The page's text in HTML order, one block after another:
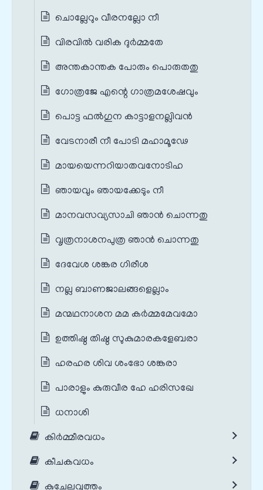
ചൊല്ലേറും വീരനല്ലോ നീ
വിരവിൽ വരിക ദുർമ്മതേ
അന്തകാന്തക പോരും പൊരുതതു
ഗോത്രജേ എന്റെ ഗാത്രമശേഷവും
പൊട്ട ഫൽഗുന കാട്ടാളനല്ലിവൻ
വേടനാരീ നീ പോടി മഹാമൂഢേ
മായയെന്നറിയാതവനോടിഹ
ഞായവും ഞായക്കേടും നീ
മാനവസവ്യസാചി ഞാൻ ചൊന്നതു
വൃത്രനാശനപുത്ര ഞാൻ ചൊന്നതു
ദേവേശ ശങ്കര ഗിരീശ
നല്ല ബാണജാലങ്ങളെല്ലാം
മന്മഥനാശന മമ കർമ്മമേവമോ
ഉത്തിഷ്ഠ തിഷ്ഠ സുകുമാരകളേബരാ
ഹരഹര ശിവ ശംഭോ ശങ്കരാ
പാരാളും കുരുവീര ഹേ ഹരിസഖേ
ധനാശി
കിർമ്മീരവധം
കീചകവധം
കുചേലവൃത്തം